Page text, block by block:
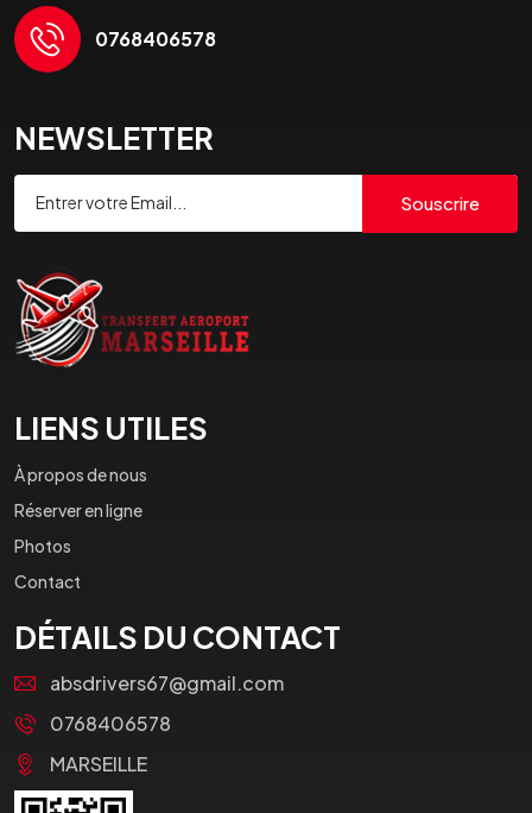
0768406578
NEWSLETTER
Souscrire
LIENS UTILES
À propos de nous
Réserver en ligne
Photos
Contact
DÉTAILS DU CONTACT
absdrivers67@gmail.com
0768406578
MARSEILLE